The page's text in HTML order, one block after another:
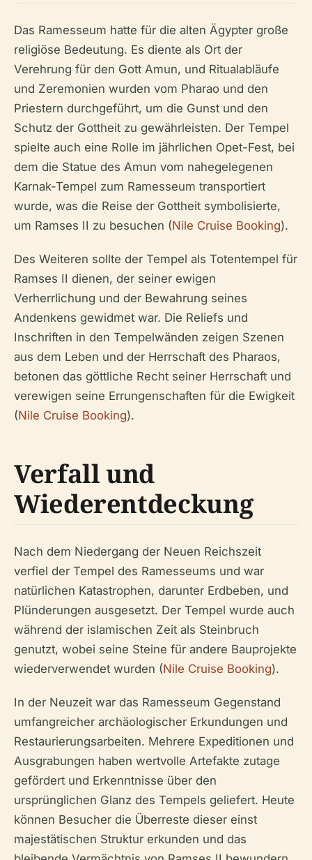
Das Ramesseum hatte für die alten Ägypter große
religiöse Bedeutung. Es diente als Ort der
Verehrung für den Gott Amun, und Ritualabläufe
und Zeremonien wurden vom Pharao und den
Priestern durchgeführt, um die Gunst und den
Schutz der Gottheit zu gewährleisten. Der Tempel
spielte auch eine Rolle im jährlichen Opet-Fest, bei
dem die Statue des Amun vom nahegelegenen
Karnak-Tempel zum Ramesseum transportiert
wurde, was die Reise der Gottheit symbolisierte,
um Ramses II zu besuchen (Nile Cruise Booking).
Des Weiteren sollte der Tempel als Totentempel für
Ramses II dienen, der seiner ewigen
Verherrlichung und der Bewahrung seines
Andenkens gewidmet war. Die Reliefs und
Inschriften in den Tempelwänden zeigen Szenen
aus dem Leben und der Herrschaft des Pharaos,
betonen das göttliche Recht seiner Herrschaft und
verewigen seine Errungenschaften für die Ewigkeit
(Nile Cruise Booking).
Verfall und
Wiederentdeckung
Nach dem Niedergang der Neuen Reichszeit
verfiel der Tempel des Ramesseums und war
natürlichen Katastrophen, darunter Erdbeben, und
Plünderungen ausgesetzt. Der Tempel wurde auch
während der islamischen Zeit als Steinbruch
genutzt, wobei seine Steine für andere Bauprojekte
wiederverwendet wurden (Nile Cruise Booking).
In der Neuzeit war das Ramesseum Gegenstand
umfangreicher archäologischer Erkundungen und
Restaurierungsarbeiten. Mehrere Expeditionen und
Ausgrabungen haben wertvolle Artefakte zutage
gefördert und Erkenntnisse über den
ursprünglichen Glanz des Tempels geliefert. Heute
können Besucher die Überreste dieser einst
majestätischen Struktur erkunden und das